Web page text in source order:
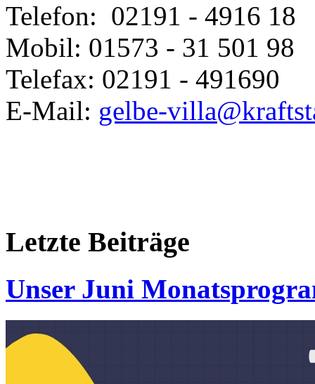
Telefon: 02191 - 4916 18
Mobil: 01573 - 31 501 98
Telefax: 02191 - 491690
E-Mail: gelbe-
Letzte Beiträge
Unser Juni